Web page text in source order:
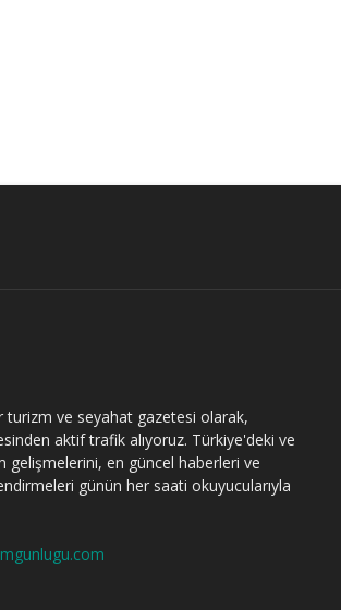
turizm ve seyahat gazetesi olarak,
aktif trafik alıyoruz. Türkiye'deki ve
gelişmelerini, en güncel haberleri ve
günün her saati okuyucularıyla